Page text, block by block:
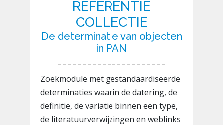
REFERENTIE
COLLECTIE
De determinatie van objecten
in PAN
Zoekmodule met gestandaardiseerde
determinaties waarin de datering, de
definitie, de variatie binnen een type,
de literatuurverwijzingen en weblinks